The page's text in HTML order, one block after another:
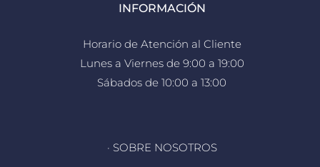
INFORMACIÓN
Horario de Atención al Cliente
Lunes a Viernes de 9:00 a 19:00
Sábados de 10:00 a 13:00
· SOBRE NOSOTROS